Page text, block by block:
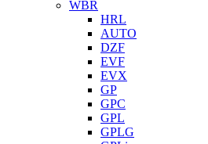
WBR
HRL
AUTO
DZF
EVF
EVX
GP
GPC
GPL
GPLG